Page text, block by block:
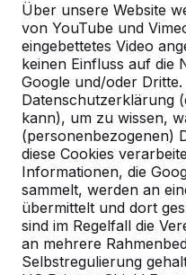
Über unsere Website
von YouTube und
eingebettetes Video
keinen Einfluss auf die
Google und/oder
Datenschutzerklärung
kann), um zu wissen,
(personenbezogenen)
diese Cookies
Informationen, die
sammelt, werden an
übermittelt und dort
sind im Regelfall die
an mehrere
Selbstregulierung
Zie ook
Kassel Staufenberg
Kontakt